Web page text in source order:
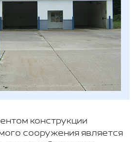
конструкции
сооружения является